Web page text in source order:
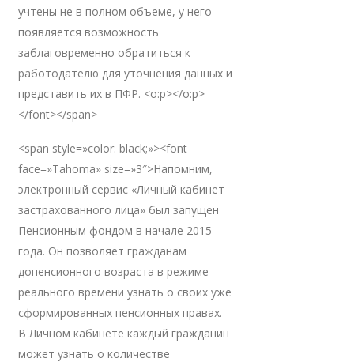
учтены не в полном объеме, у него
появляется возможность
заблаговременно обратиться к
работодателю для уточнения данных и
представить их в ПФР. <o:p></o:p>
</font></span>
<span style=»color: black;»><font
face=»Tahoma» size=»3″>Напомним,
электронный сервис «Личный кабинет
застрахованного лица» был запущен
Пенсионным фондом в начале 2015
года. Он позволяет гражданам
допенсионного возраста в режиме
реального времени узнать о своих уже
сформированных пенсионных правах.
В Личном кабинете каждый гражданин
может узнать о количестве